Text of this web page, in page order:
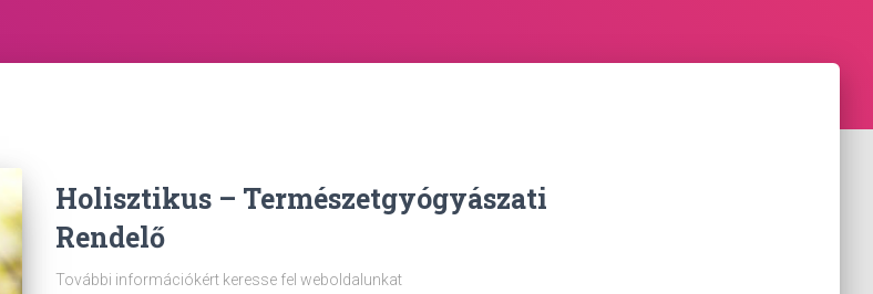
Holisztikus – Természetgyógyászati
Rendelő
További információkért keresse fel weboldalunkat